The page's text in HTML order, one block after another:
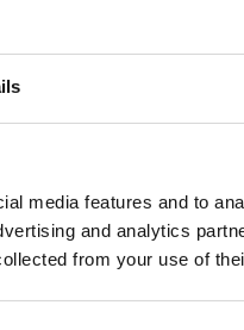
media features and to
and analytics
from your use of